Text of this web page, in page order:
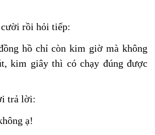
rồi hỏi tiếp:
hồ chỉ còn kim giờ mà không
kim giây thì có chạy đúng được
trả lời:
ạ!